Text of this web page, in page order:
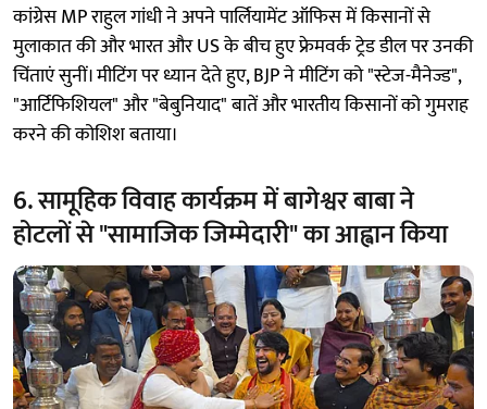
कांग्रेस MP राहुल गांधी ने अपने पार्लियामेंट ऑफिस में किसानों से
मुलाकात की और भारत और US के बीच हुए फ्रेमवर्क ट्रेड डील पर उनकी
चिंताएं सुनीं। मीटिंग पर ध्यान देते हुए, BJP ने मीटिंग को "स्टेज-मैनेज्ड",
"आर्टिफिशियल" और "बेबुनियाद" बातें और भारतीय किसानों को गुमराह
करने की कोशिश बताया।
6. सामूहिक विवाह कार्यक्रम में बागेश्वर बाबा ने
होटलों से "सामाजिक जिम्मेदारी" का आह्वान किया